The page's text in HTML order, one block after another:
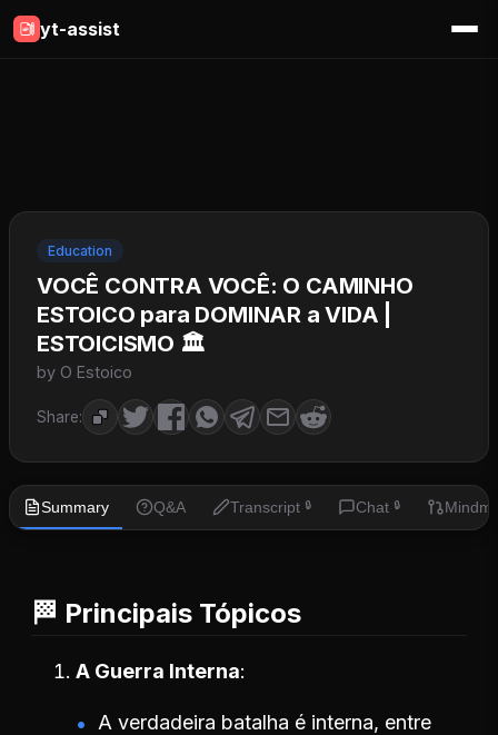
yt-assist
Education
VOCÊ CONTRA VOCÊ: O CAMINHO
ESTOICO para DOMINAR a VIDA |
ESTOICISMO 🏛️
by O Estoico
Share:
Summary Q&A Transcript 🔒 Chat 🔒
🏁 Principais Tópicos
A Guerra Interna
A verdadeira batalha é interna, entre